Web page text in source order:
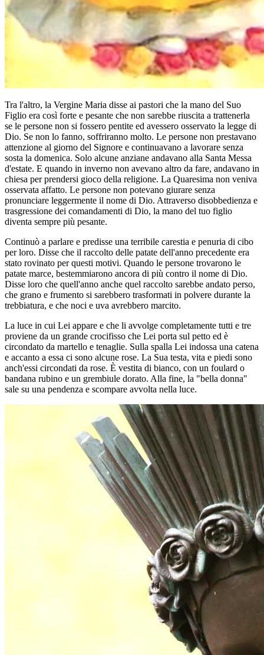
Tra l'altro, la Vergine Maria disse ai pastori che la mano del Suo
Figlio era così forte e pesante che non sarebbe riuscita a trattenerla
se le persone non si fossero pentite ed avessero osservato la legge di
Dio. Se non lo fanno, soffriranno molto. Le persone non prestavano
attenzione al giorno del Signore e continuavano a lavorare senza
sosta la domenica. Solo alcune anziane andavano alla Santa Messa
d'estate. E quando in inverno non avevano altro da fare, andavano in
chiesa per prendersi gioco della religione. La Quaresima non veniva
osservata affatto. Le persone non potevano giurare senza
pronunciare leggermente il nome di Dio. Attraverso disobbedienza e
trasgressione dei comandamenti di Dio, la mano del tuo figlio
diventa sempre più pesante.
Continuò a parlare e predisse una terribile carestia e penuria di cibo
per loro. Disse che il raccolto delle patate dell'anno precedente era
stato rovinato per questi motivi. Quando le persone trovarono le
patate marce, bestemmiarono ancora di più contro il nome di Dio.
Disse loro che quell'anno anche quel raccolto sarebbe andato perso,
che grano e frumento si sarebbero trasformati in polvere durante la
trebbiatura, e che noci e uva avrebbero marcito.
La luce in cui Lei appare e che li avvolge completamente tutti e tre
proviene da un grande crocifisso che Lei porta sul petto ed è
circondato da martello e tenaglie. Sulla spalla Lei indossa una catena
e accanto a essa ci sono alcune rose. La Sua testa, vita e piedi sono
anch'essi circondati da rose. È vestita di bianco, con un foulard o
bandana rubino e un grembiule dorato. Alla fine, la "bella donna"
sale su una pendenza e scompare avvolta nella luce.